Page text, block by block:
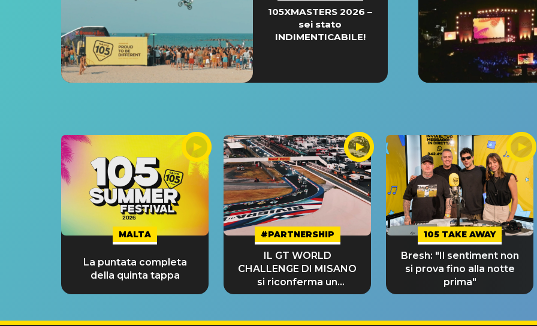
105XMASTERS 2026 –
sei stato
INDIMENTICABILE!
MALTA
La puntata completa
della quinta tappa
#PARTNERSHIP
IL GT WORLD
CHALLENGE DI MISANO
si riconferma un
GRANDE SUCCESSO!
105 TAKE AWAY
Bresh: "Il sentiment non
si prova fino alla notte
prima"